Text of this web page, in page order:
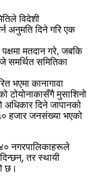
विदेशी
अनुमति दिने गरि एक
मतदान गरे, जबकि
समर्थित समितिका
भएमा कानागावा
टोयोनाकासँगै मुसाशिनो
अधिकार दिने जापानको
हजार जनसंख्या भएको
नगरपालिकाहरूले
तर स्थायी
छ।